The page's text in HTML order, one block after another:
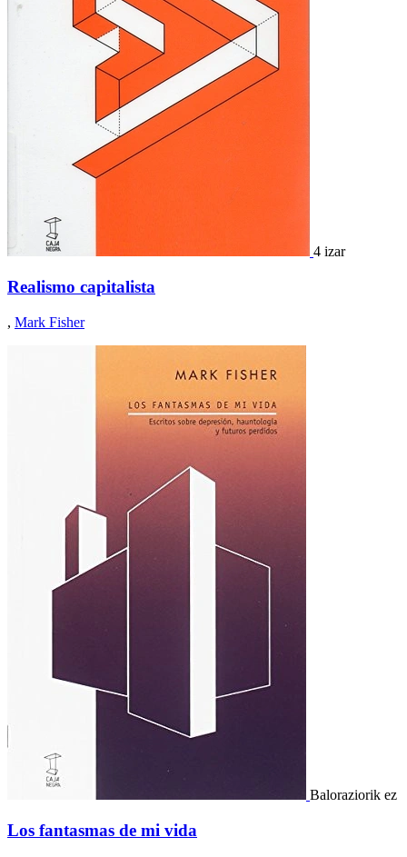
4 izar
Realismo capitalista
, Mark Fisher
Baloraziorik ez
Los fantasmas de mi vida